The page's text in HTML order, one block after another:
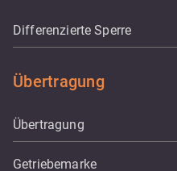
Differenzierte Sperre
Übertragung
Übertragung
Getriebemarke